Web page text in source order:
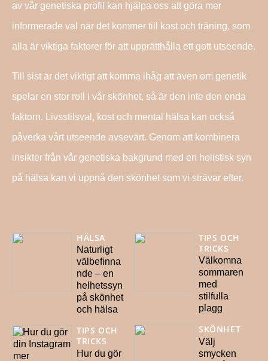
av vår genetiska profil kan hjälpa oss att göra mer
informerade val när det kommer till kost och träning, som
alla är viktiga faktorer för att upprätthålla ett gott utseende.
Till sist är det viktigt att komma ihåg att även om genetik
spelar en stor roll i vår skönhet, så är den inte den enda
faktorn. Livsstilsval, kost och mental hälsa kan också
påverka vårt utseende avsevärt. Genom att kombinera
insikter från vår genetiska bakgrund med en holistisk syn
på hälsa kan vi uppnå den skönhet som vi strävar efter.
HÄLSA
Naturligt
välbefinna
nde – en
helhetssyn
på skönhet
och hälsa
TIPS OCH
TRICKS
Hur du gör
TIPS OCH
TRICKS
Välkomna
sommaren
med
stilfulla
plagg
SKÖNHET
Välj
smycken